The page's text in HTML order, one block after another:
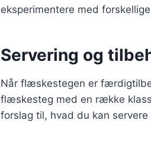
eksperimentere med
Servering og
Når flæskestegen er
flæskesteg med en række
forslag til, hvad du kan